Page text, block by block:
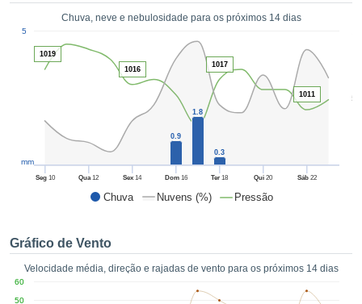
fornecer-
de alta
a
o
no
como
ACEITAR
Chuva, neve e nebulosidade para os próximos 14 dias
Chuva Nuvens (%) Pressão
50
Seg10 Qua12 Sex 14 Dom16 Ter 18 Qui 20 Sáb22
5
mm
0.9
1.8
0.3
1019
1016
1017
1011
Gráfico de Vento
Velocidade média, direção e rajadas de vento para os próximos 14 dias
50
60